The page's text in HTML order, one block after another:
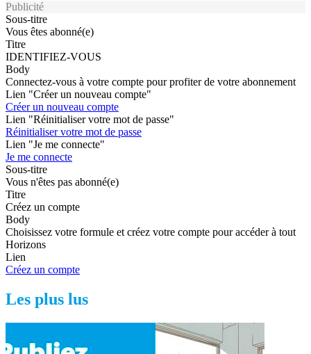
Publicité
Sous-titre
Vous êtes abonné(e)
Titre
IDENTIFIEZ-VOUS
Body
Connectez-vous à votre compte pour profiter de votre abonnement
Lien "Créer un nouveau compte"
Créer un nouveau compte
Lien "Réinitialiser votre mot de passe"
Réinitialiser votre mot de passe
Lien "Je me connecte"
Je me connecte
Sous-titre
Vous n'êtes pas abonné(e)
Titre
Créez un compte
Body
Choisissez votre formule et créez votre compte pour accéder à tout
Horizons
Lien
Créez un compte
Les plus lus